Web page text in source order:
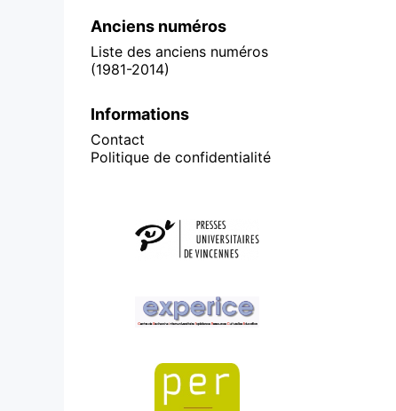
Anciens numéros
Liste des anciens numéros
(1981-2014)
Informations
Contact
Politique de confidentialité
Affiliations/partenaires